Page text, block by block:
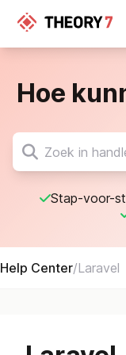
Hoe
Stap-voor-
Help Center/Laravel